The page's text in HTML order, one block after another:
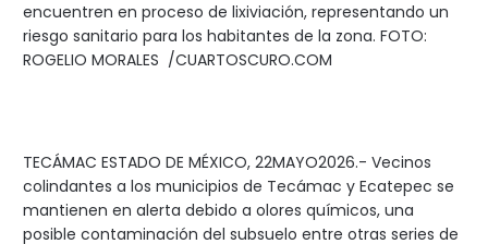
encuentren en proceso de lixiviación, representando un
riesgo sanitario para los habitantes de la zona. FOTO:
ROGELIO MORALES /CUARTOSCURO.COM
TECÁMAC ESTADO DE MÉXICO, 22MAYO2026.- Vecinos
colindantes a los municipios de Tecámac y Ecatepec se
mantienen en alerta debido a olores químicos, una
posible contaminación del subsuelo entre otras series de